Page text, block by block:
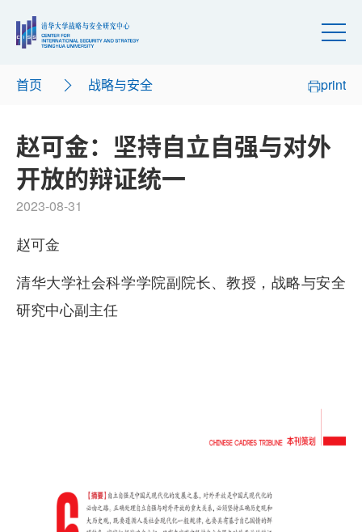
首页 战略与安全 print
赵可金：坚持自立自强与对外
开放的辩证统一
2023-08-31
赵可金
清华大学社会科学学院副院长、教授，战略与安全
研究中心副主任